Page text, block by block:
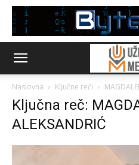
Naslovna Ključne reči
Ključna reč:
ALEKSANDRIĆ